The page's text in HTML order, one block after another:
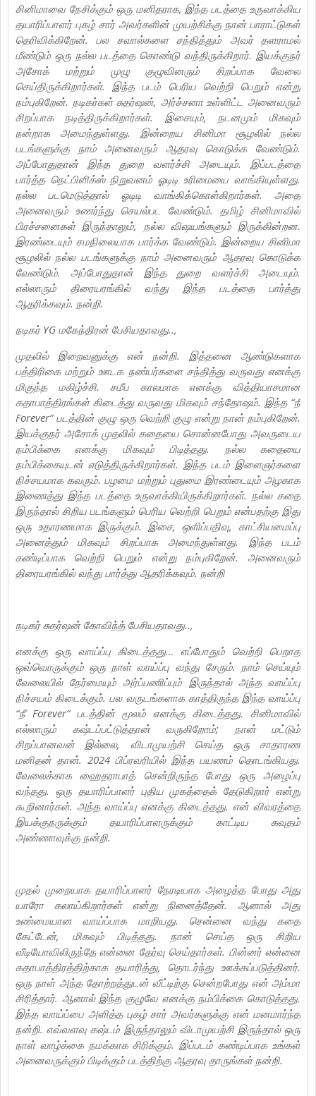
சினிமாவை நேசிக்கும் ஒரு மனிதராக, இந்த படத்தை உருவாக்கிய
தயாரிப்பாளர் புகழ் சார் அவர்களின் முயற்சிக்கு நான் பாராட்டுகள்
தெரிவிக்கிறேன். பல சவால்களை சந்தித்தும் அவர் தளராமல்
மீண்டும் ஒரு நல்ல படத்தை கொண்டு வந்திருக்கிறார். இயக்குநர்
அசோக் மற்றும் முழு குழுவினரும் சிறப்பாக வேலை
செய்திருக்கிறார்கள். இந்த படம் பெரிய வெற்றி பெறும் என்று
நம்புகிறேன். நடிகர்கள் சுதர்ஷன், அர்ச்சனா உள்ளிட்ட அனைவரும்
சிறப்பாக நடித்திருக்கிறார்கள். இசையும், நடனமும் மிகவும்
நன்றாக அமைந்துள்ளது. இன்றைய சினிமா சூழலில் நல்ல
படங்களுக்கு நாம் அனைவரும் ஆதரவு கொடுக்க வேண்டும்.
அப்போதுதான் இந்த துறை வளர்ச்சி அடையும். இப்படத்தை
பார்த்த நெட்பிளிக்ஸ் நிறுவனம் ஓடிடி உரிமையை வாங்கியுள்ளது.
நல்ல படமெடுத்தால் ஓடிடி வாங்கிக்கொள்கிறார்கள். அதை
அனைவரும் உணர்ந்து செயல்பட வேண்டும். தமிழ் சினிமாவில்
பிரச்சனைகள் இருந்தாலும், நல்ல விஷயங்களும் இருக்கின்றன.
இரண்டையும் சமநிலையாக பார்க்க வேண்டும். இன்றைய சினிமா
சூழலில் நல்ல படங்களுக்கு நாம் அனைவரும் ஆதரவு கொடுக்க
வேண்டும். அப்போதுதான் இந்த துறை வளர்ச்சி அடையும்.
எல்லாரும் திரையரங்கில் வந்து இந்த படத்தை பார்த்து
ஆதரிக்கவும். நன்றி.
நடிகர் YG மகேந்திரன் பேசியதாவது..,
முதலில் இறைவனுக்கு என் நன்றி. இத்தனை ஆண்டுகளாக
பத்திரிகை மற்றும் ஊடக நண்பர்களை சந்தித்து வருவது எனக்கு
மிகுந்த மகிழ்ச்சி. சமீப காலமாக எனக்கு வித்தியாசமான
கதாபாத்திரங்கள் கிடைத்து வருவது மிகவும் சந்தோஷம். இந்த “நீ
Forever” படத்தின் குழு ஒரு வெற்றி குழு என்று நான் நம்புகிறேன்.
இயக்குநர் அசோக் முதலில் கதையை சொன்னபோது அவருடைய
நம்பிக்கை எனக்கு மிகவும் பிடித்தது. நல்ல கதையை
நம்பிக்கையுடன் எடுத்திருக்கிறார்கள். இந்த படம் இளைஞர்களை
நிச்சயமாக கவரும். பழமை மற்றும் புதுமை இரண்டையும் அழகாக
இணைத்து இந்த படத்தை உருவாக்கியிருக்கிறார்கள். நல்ல கதை
இருந்தால் சிறிய படங்களும் பெரிய வெற்றி பெறும் என்பதற்கு இது
ஒரு உதாரணமாக இருக்கும். இசை, ஒளிப்பதிவு, காட்சியமைப்பு
அனைத்தும் மிகவும் சிறப்பாக அமைந்துள்ளது. இந்த படம்
கண்டிப்பாக வெற்றி பெறும் என்று நம்புகிறேன். அனைவரும்
திரையரங்கில் வந்து பார்த்து ஆதரிக்கவும். நன்றி
நடிகர் சுதர்ஷன் கோவிந்த் பேசியதாவது..,
எனக்கு ஒரு வாய்ப்பு கிடைத்தது… எப்போதும் வெற்றி பெறாத
ஒவ்வொருக்கும் ஒரு நாள் வாய்ப்பு வந்து சேரும். நாம் செய்யும்
வேலையில் நேர்மையும் அர்ப்பணிப்பும் இருந்தால் அந்த வாய்ப்பு
நிச்சயம் கிடைக்கும். பல வருடங்களாக காத்திருந்த இந்த வாய்ப்பு
“நீ Forever” படத்தின் மூலம் எனக்கு கிடைத்தது. சினிமாவில்
எல்லாரும் கஷ்டப்பட்டுத்தான் வருகிறோம்; நான் மட்டும்
சிறப்பானவன் இல்லை, விடாமுயற்சி செய்த ஒரு சாதாரண
மனிதன் தான். 2024 பிப்ரவரியில் இந்த பயணம் தொடங்கியது.
வேலைக்காக ஹைதராபாத் சென்றிருந்த போது ஒரு அழைப்பு
வந்தது. ஒரு தயாரிப்பாளர் புதிய முகத்தைக் தேடுகிறார் என்று
கூறினார்கள். அந்த வாய்ப்பு எனக்கு கிடைத்தது. என் விவரத்தை
இயக்குநருக்கும் தயாரிப்பாளருக்கும் காட்டிய கவுதம்
அண்ணாவுக்கு நன்றி.
முதல் முறையாக தயாரிப்பாளர் நேரடியாக அழைத்த போது அது
யாரோ கலாய்கிறார்கள் என்று நினைத்தேன். ஆனால் அது
உண்மையான வாய்ப்பாக மாறியது. சென்னை வந்து கதை
கேட்டேன், மிகவும் பிடித்தது. நான் செய்த ஒரு சிறிய
வீடியோவிலிருந்தே என்னை தேர்வு செய்தார்கள். பின்னர் என்னை
கதாபாத்திரத்திற்காக தயாரித்து, தொடர்ந்து ஊக்கப்படுத்தினர்.
ஒரு நாள் அந்த தோற்றத்துடன் வீட்டிற்கு சென்றபோது என் அம்மா
சிரித்தார். ஆனால் இந்த குழுவே எனக்கு நம்பிக்கை கொடுத்தது.
இந்த வாய்ப்பை அளித்த புகழ் சார் அவர்களுக்கு என் மனமார்ந்த
நன்றி. எவ்வளவு கஷ்டம் இருந்தாலும் விடாமுயற்சி இருந்தால் ஒரு
நாள் வாழ்க்கை நமக்காக சிரிக்கும். இப்படம் கண்டிப்பாக உங்கள்
அனைவருக்கும் பிடிக்கும் படத்திற்கு ஆதரவு தாருங்கள் நன்றி.